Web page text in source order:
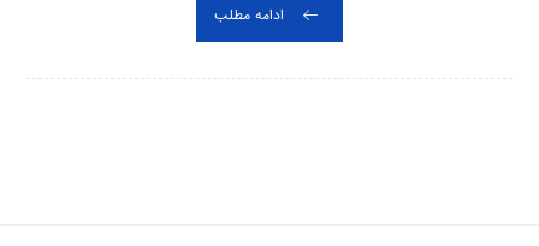
ادامه مطلب